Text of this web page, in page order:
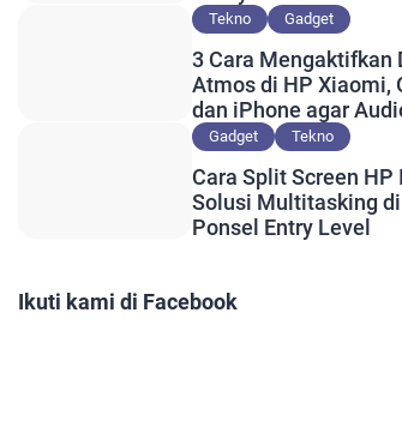
Tekno Gadget
3 Cara Mengaktifkan
Atmos di HP Xiaomi,
dan iPhone agar
Lebih Maksimal
Gadget Tekno
Cara Split Screen HP
Solusi Multitasking di
Ponsel Entry Level
Ikuti kami di Facebook